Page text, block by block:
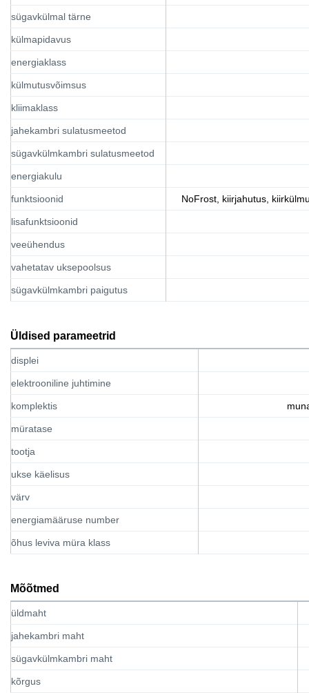
sügavkülmal tärne
külmapidavus
energiaklass
külmutusvõimsus
kliimaklass
jahekambri sulatusmeetod
sügavkülmkambri sulatusmeetod
energiakulu
funktsioonid NoFrost, kiirjahutus,
lisafunktsioonid
veeühendus
vahetatav uksepoolsus
sügavkülmkambri paigutus
Üldised parameetrid
displei
elektrooniline juhtimine
komplektis
müratase
tootja
ukse käelisus
värv
energiamääruse number
õhus leviva müra klass
Mõõtmed
üldmaht
jahekambri maht
sügavkülmkambri maht
kõrgus